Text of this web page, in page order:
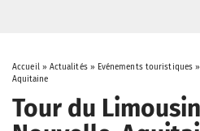
Accueil» Actualités» Evénements touristiques
Aquitaine
Tour du